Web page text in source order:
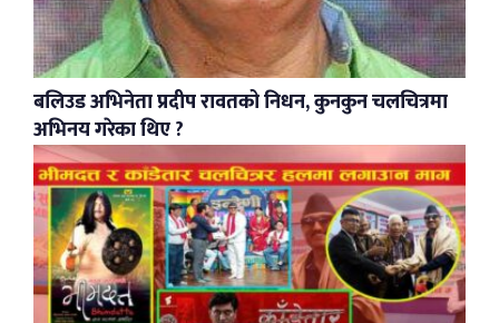
बलिउड अभिनेता प्रदीप रावतको निधन, कुनकुन चलचित्रमा
अभिनय गरेका थिए ?